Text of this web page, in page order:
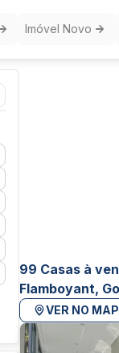
Imóvel Novo
99 Casas à
Flamboyant,
VER NO